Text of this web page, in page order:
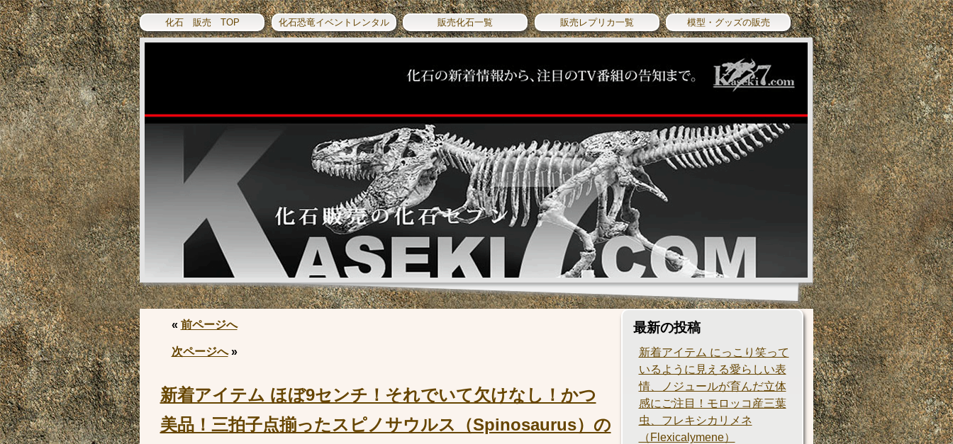
化石 販売 TOP 化石恐竜イベントレンタル 販売化石一覧 販売レプリカ一覧 模型・グッズの販売
« 前ページへ
次ページへ»
新着アイテム ほぼ9センチ！それでいて欠けなし！かつ
美品！三拍子点揃ったスピノサウルス（Spinosaurus）の
最新の投稿
新着アイテム にっこり笑って
いるように見える愛らしい表
情、ノジュールが育んだ立体
感にご注目！モロッコ産三葉
虫、フレキシカリメネ
（Flexicalymene）